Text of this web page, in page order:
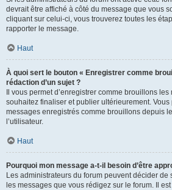
devrait être affiché à côté du message que vous
cliquant sur celui-ci, vous trouverez toutes les
rapporter le message.
Haut
À quoi sert le bouton « Enregistrer comme
rédaction d’un sujet ?
Il vous permet d’enregistrer comme brouillons
souhaitez finaliser et publier ultérieurement.
messages enregistrés comme brouillons depuis
l’utilisateur.
Haut
Pourquoi mon message a-t-il besoin d’être
Les administrateurs du forum peuvent décider de
les messages que vous rédigez sur le forum. Il